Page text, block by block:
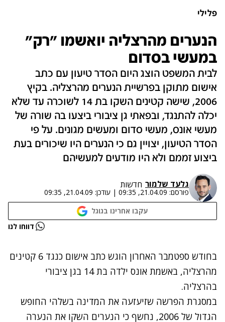
פלילי
הנערים מהרצליה יואשמו "רק"
במעשי בסדום
לבית המשפט הוצג היום הסדר טיעון עם כתב
אישום מתוקן בפרשיית הנערים מהרצליה. בקיץ
2006, שישה קטינים השקו בת 14 לשוכרה עד שלא
יכלה להתנגד, ובפאתי גן ציבורי ביצעו בה שורה של
מעשי אונס, מעשי סדום ומעשים מגונים. על פי
הסדר הטיעון, יצויין גם כי הנערים היו שיכורים בעת
ביצוע זממם ולא היו מודעים למעשיהם
גלעד שלמור חדשות
פורסם: 21.04.09, 09:35
| עודכן: 21.04.09, 09:35
עקבו אחרינו בגוגל
נתקלנו בבעיה דווחו לנו
בחודש ספטמבר האחרון הוגש כתב אישום כנגד 6 קטינים
מהרצליה, באשמת אונס ילדה בת 14 בגן ציבורי
בהרצליה.
במסגרת הפרשה שזיעזעה את המדינה בשלהי החופש
הגדול של 2006, נחשף כי הנערים השקו את הנערה